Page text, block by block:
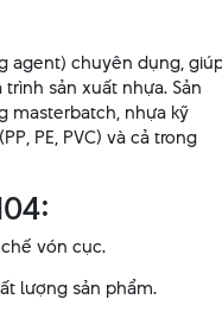
agent) chuyên dụng,
sản xuất nhựa. Sản
masterbatch, nhựa kỹ
PE, PVC) và cả trong
vón cục.
lượng sản phẩm.